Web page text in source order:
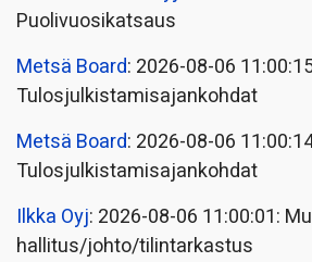
Puolivuosikatsaus
Metsä Board: 2026-08-06
Tulosjulkistamisajankohdat
Metsä Board: 2026-08-06
Tulosjulkistamisajankohdat
Ilkka Oyj: 2026-08-06 11:00:01:
hallitus/johto/tilintarkastus